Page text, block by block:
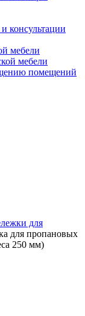
консультации
мебели
мебели
помещений
для
для пропановых
250 мм)